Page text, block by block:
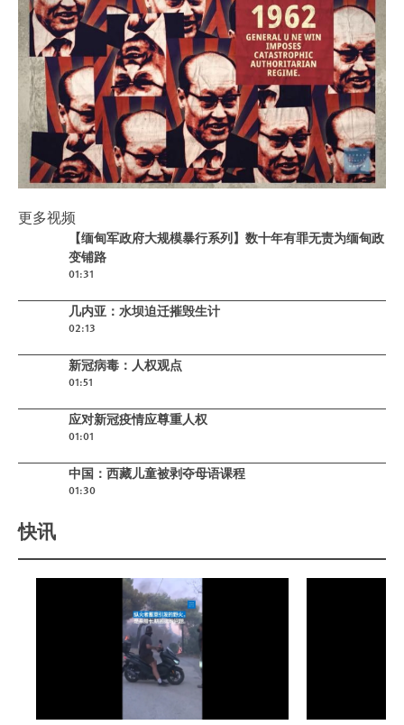
Play
【缅甸军政府大规模暴行系列】数十年
有罪无责为缅甸政变铺路
更多视频
Play video【缅甸军政府大规模暴行系列】数十年有罪无责为缅甸政
变铺路
01:31
Play video几内亚：水坝迫迁摧毁生计
02:13
Play video新冠病毒：人权观点
01:51
Play video应对新冠疫情应尊重人权
01:01
Play video中国：西藏儿童被剥夺母语课程
01:30
快讯